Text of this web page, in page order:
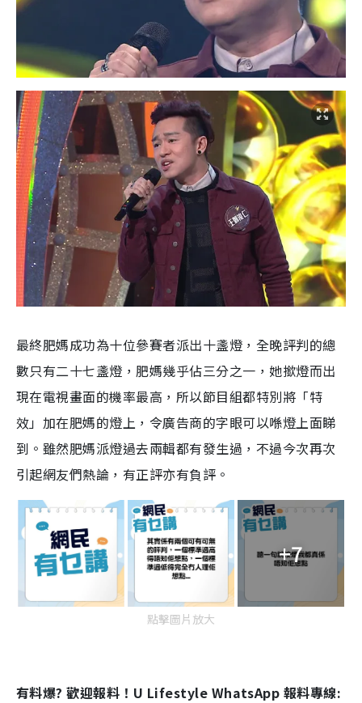
最終肥媽成功為十位參賽者派出十盞燈，全晚評判的總
數只有二十七盞燈，肥媽幾乎佔三分之一，她撳燈而出
現在電視畫面的機率最高，所以節目組都特別將「特
效」加在肥媽的燈上，令廣告商的字眼可以喺燈上面睇
到。雖然肥媽派燈過去兩輯都有發生過，不過今次再次
引起網友們熱論，有正評亦有負評。
+7
點擊圖片放大
有料爆? 歡迎報料！U Lifestyle WhatsApp 報料專線: